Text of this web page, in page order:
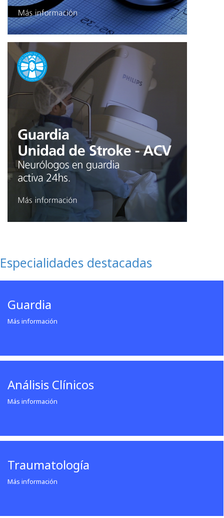
Especialidades destacadas
Guardia
Más información
Análisis Clínicos
Más información
Traumatología
Más información